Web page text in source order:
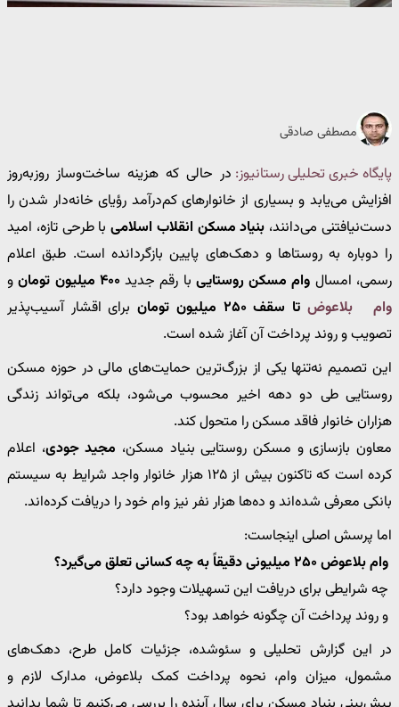
مصطفی صادقی
پایگاه خبری تحلیلی رستانیوز: در حالی که هزینه ساخت‌وساز روزبه‌روز
افزایش می‌یابد و بسیاری از خانوارهای کم‌درآمد رؤیای خانه‌دار شدن را
دست‌نیافتنی می‌دانند، بنیاد مسکن انقلاب اسلامیبا طرحی تازه، امید
را دوباره به روستاها و دهک‌های پایین بازگردانده است. طبق اعلام
رسمی، امسال وام مسکن روستایی با رقم جدید۴۰۰ میلیون تومان
و
وام
بلاعوض تا سقف ۲۵۰ میلیون تومان
برای اقشار آسیب‌پذیر
تصویب و روند پرداخت آن آغاز شده است.
این تصمیم نه‌تنها یکی از بزرگ‌ترین حمایت‌های مالی در حوزه مسکن
روستایی طی دو دهه اخیر محسوب می‌شود، بلکه می‌تواند زندگی
هزاران خانوار فاقد مسکن را متحول کند.
معاون بازسازی و مسکن روستایی بنیاد مسکن، مجید جودی، اعلام
کرده است که تاکنون بیش از ۱۲۵ هزار خانوار واجد شرایط به سیستم
بانکی معرفی شده‌اند و ده‌ها هزار نفر نیز وام خود را دریافت کرده‌اند.
اما پرسش اصلی اینجاست:
وام بلاعوض ۲۵۰ میلیونی دقیقاً به چه کسانی تعلق می‌گیرد؟
چه شرایطی برای دریافت این تسهیلات وجود دارد؟
و روند پرداخت آن چگونه خواهد بود؟
در این گزارش تحلیلی و سئو‌شده، جزئیات کامل طرح، دهک‌های
مشمول، میزان وام، نحوه پرداخت کمک بلاعوض، مدارک لازم و